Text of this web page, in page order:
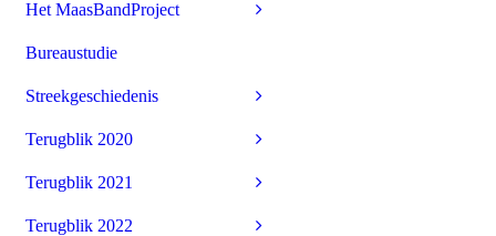
Het MaasBandProject
Bureaustudie
Streekgeschiedenis
Terugblik 2020
Terugblik 2021
Terugblik 2022